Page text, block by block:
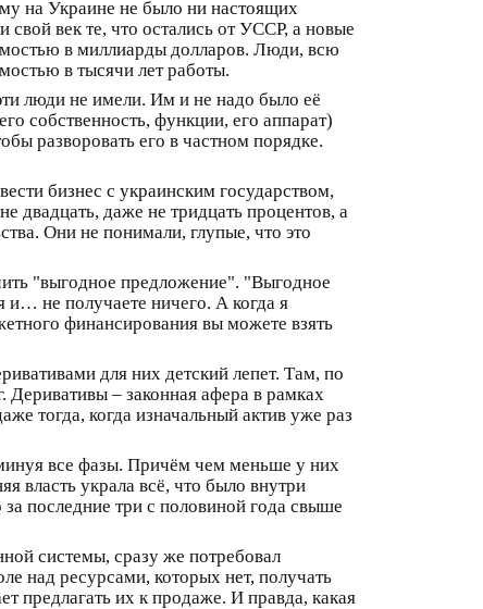
на Украине не было ни настоящих
век те, что остались от УССР, а новые
в миллиарды долларов. Люди, всю
в тысячи лет работы.
люди не имели. Им и не надо было её
собственность, функции, его аппарат)
разворовать его в частном порядке.
бизнес с украинским государством,
двадцать, даже не тридцать процентов, а
Они не понимали, глупые, что это
"выгодное предложение". "Выгодное
и… не получаете ничего. А когда я
финансирования вы можете взять
для них детский лепет. Там, по
Деривативы – законная афера в рамках
тогда, когда изначальный актив уже раз
все фазы. Причём чем меньше у них
власть украла всё, что было внутри
последние три с половиной года свыше
системы, сразу же потребовал
над ресурсами, которых нет, получать
предлагать их к продаже. И правда, какая